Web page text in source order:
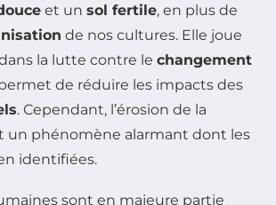
et un sol fertile, en plus de
de nos cultures. Elle joue
la lutte contre le changement
de réduire les impacts des
. Cependant, l’érosion de la
un phénomène alarmant dont les
identifiées.
sont en majeure partie